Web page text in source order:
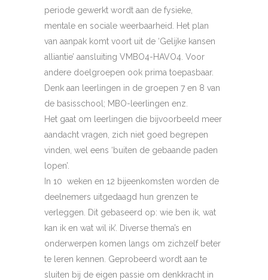
periode gewerkt wordt aan de fysieke,
mentale en sociale weerbaarheid. Het plan
van aanpak komt voort uit de ‘Gelijke kansen
alliantie’ aansluiting VMBO4-HAVO4. Voor
andere doelgroepen ook prima toepasbaar.
Denk aan leerlingen in de groepen 7 en 8 van
de basisschool; MBO-leerlingen enz.
Het gaat om leerlingen die bijvoorbeeld meer
aandacht vragen, zich niet goed begrepen
vinden, wel eens ‘buiten de gebaande paden
lopen’.
In 10 weken en 12 bijeenkomsten worden de
deelnemers uitgedaagd hun grenzen te
verleggen. Dit gebaseerd op: wie ben ik, wat
kan ik en wat wil ik’. Diverse thema’s en
onderwerpen komen langs om zichzelf beter
te leren kennen. Geprobeerd wordt aan te
sluiten bij de eigen passie om denkkracht in